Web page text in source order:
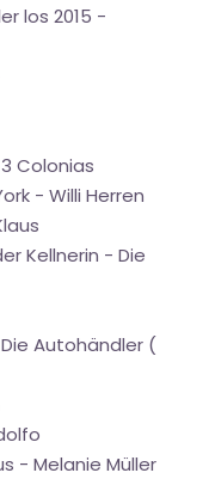
los 2015 -
Colonias
- Willi Herren
Kellnerin - Die
Autohändler (
- Melanie Müller